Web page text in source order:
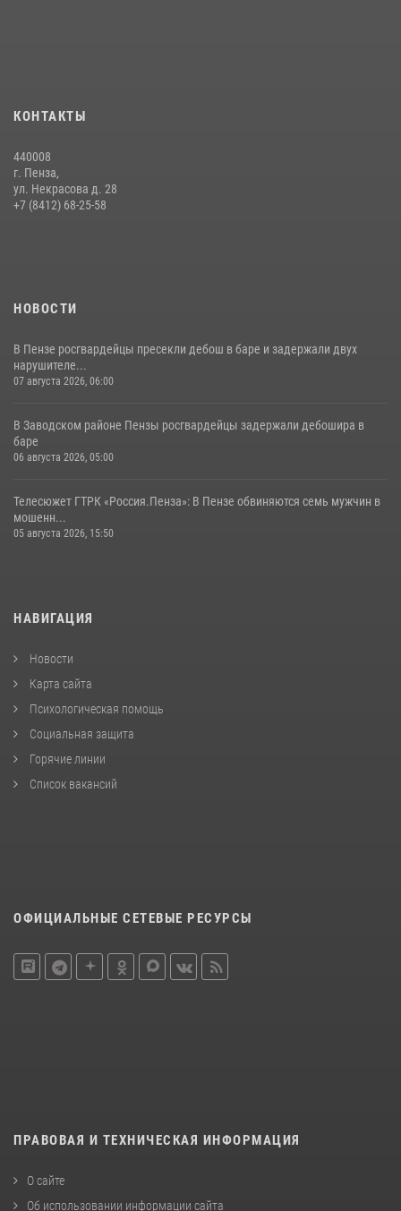
сборов «Гвардеец» с вооружением и техникой Росгвардии
Начальник Управления Росгвардии по Пензенской области Павел
Пучков посетил 55-й Всероссийский Лермонтовский праздник
КОНТАКТЫ
440008
г. Пенза,
ул. Некрасова д. 28
+7 (8412) 68-25-58
НОВОСТИ
В Пензе росгвардейцы пресекли дебош в баре и задержали двух
нарушителе...
07 августа 2026, 06:00
В Заводском районе Пензы росгвардейцы задержали дебошира в
баре
06 августа 2026, 05:00
Телесюжет ГТРК «Россия.Пенза»: В Пензе обвиняются семь мужчин в
мошенн...
05 августа 2026, 15:50
НАВИГАЦИЯ
Новости
Карта сайта
Психологическая помощь
Социальная защита
Горячие линии
Список вакансий
ОФИЦИАЛЬНЫЕ СЕТЕВЫЕ РЕСУРСЫ
ПРАВОВАЯ И ТЕХНИЧЕСКАЯ ИНФОРМАЦИЯ
О сайте
Об использовании информации сайта